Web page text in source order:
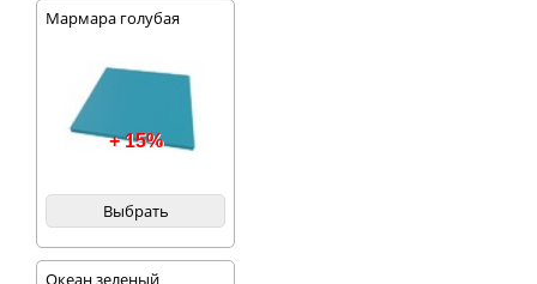
Мармара голубая
+ 15%
Выбрать
Океан зеленый